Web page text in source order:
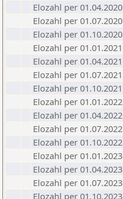
Elozahl per 01.04.2020
Elozahl per 01.07.2020
Elozahl per 01.10.2020
Elozahl per 01.01.2021
Elozahl per 01.04.2021
Elozahl per 01.07.2021
Elozahl per 01.10.2021
Elozahl per 01.01.2022
Elozahl per 01.04.2022
Elozahl per 01.07.2022
Elozahl per 01.10.2022
Elozahl per 01.01.2023
Elozahl per 01.04.2023
Elozahl per 01.07.2023
Elozahl per 01.10.2023